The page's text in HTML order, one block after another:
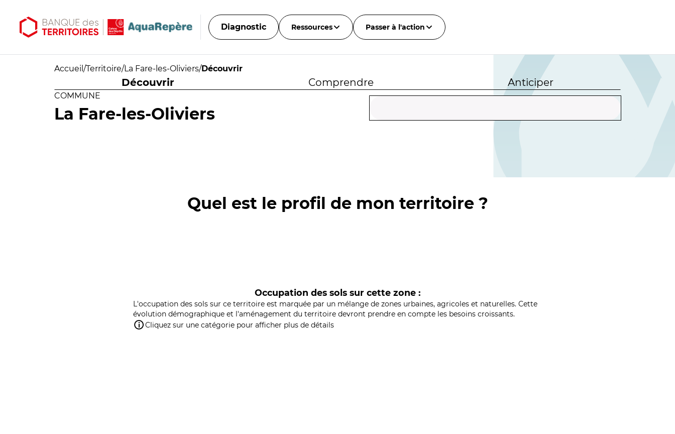
Diagnostic Ressources Passer à l'action
Accueil /Territoire/La Fare-les-Oliviers/Découvrir
Découvrir Comprendre Anticiper
COMMUNE
La Fare-les-Oliviers
Quel est le profil de mon territoire ?
Occupation des sols sur cette zone :
L'occupation des sols sur ce territoire est marquée par un mélange de zones urbaines, agricoles et naturelles. Cette
évolution démographique et l'aménagement du territoire devront prendre en compte les besoins croissants.
Cliquez sur une catégorie pour afficher plus de détails